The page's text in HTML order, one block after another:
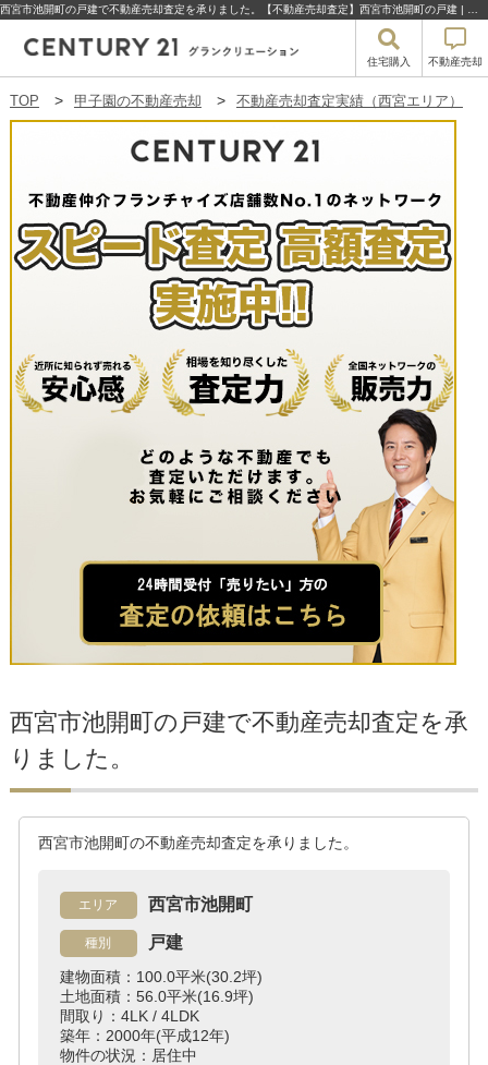
住宅購入 不動産売却
TOP 甲子園の不動産売却 不動産売却査定実績（西宮エリア）
西宮市池開町の戸建で不動産売却査定を承
りました。
西宮市池開町の不動産売却査定を承りました。
エリア 西宮市池開町
種別 戸建
建物面積：100.0平米(30.2坪)
土地面積：56.0平米(16.9坪)
間取り：4LK / 4LDK
築年：2000年(平成12年)
物件の状況：居住中